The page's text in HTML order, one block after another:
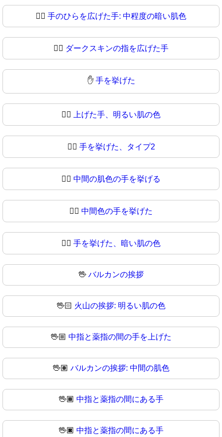
🖐🏾 手のひらを広げた手: 中程度の暗い肌色
🖐🏿 ダークスキンの指を広げた手
✋ 手を挙げた
✋🏻 上げた手、明るい肌の色
✋🏼 手を挙げた、タイプ2
✋🏽 中間の肌色の手を挙げる
✋🏾 中間色の手を挙げた
✋🏿 手を挙げた、暗い肌の色
🖖 バルカンの挨拶
🖖🏻 火山の挨拶: 明るい肌の色
🖖🏼 中指と薬指の間の手を上げた
🖖🏽 バルカンの挨拶: 中間の肌色
🖖🏾 中指と薬指の間にある手
🖖🏿 中指と薬指の間にある手